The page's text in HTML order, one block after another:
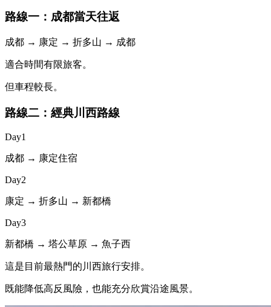
路線一：成都當天往返
成都 → 康定 → 折多山 → 成都
適合時間有限旅客。
但車程較長。
路線二：經典川西路線
Day1
成都 → 康定住宿
Day2
康定 → 折多山 → 新都橋
Day3
新都橋 → 塔公草原 → 魚子西
這是目前最熱門的川西旅行安排。
既能降低高反風險，也能充分欣賞沿途風景。